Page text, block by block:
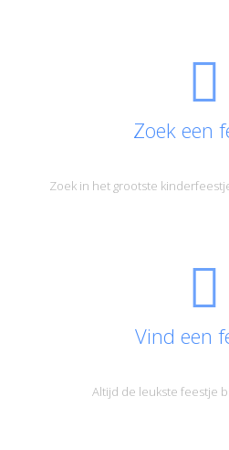
Zoek een
Zoek in het grootste
Vind een
Altijd de leukste feestje